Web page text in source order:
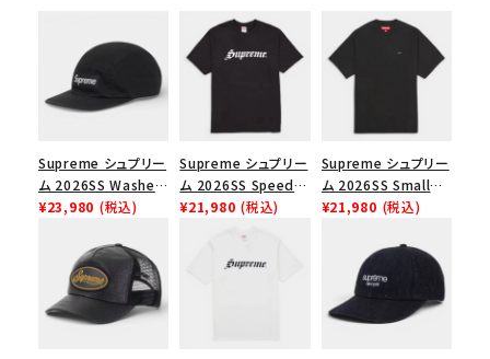
並び順
価格から探す
円 ～
Supreme シュプリー
ム 2026SS Washed
Chino Twill Camp
ノツイル キャンプキャ
ップ ブラック
¥23,980 (税込)
Supreme シュプリー
ム 2026SS Speed
Tee スピードTシャツ
¥21,980 (税込)
Supreme シュプリー
ム 2026SS Small
Box Tee スモールボ
¥21,980 (税込)